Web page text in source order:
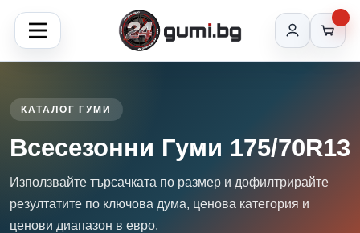
КАТАЛОГ ГУМИ
Всесезонни Гуми 175/70R13
Използвайте търсачката по размер и дофилтрирайте
резултатите по ключова дума, ценова категория и
ценови диапазон в евро.